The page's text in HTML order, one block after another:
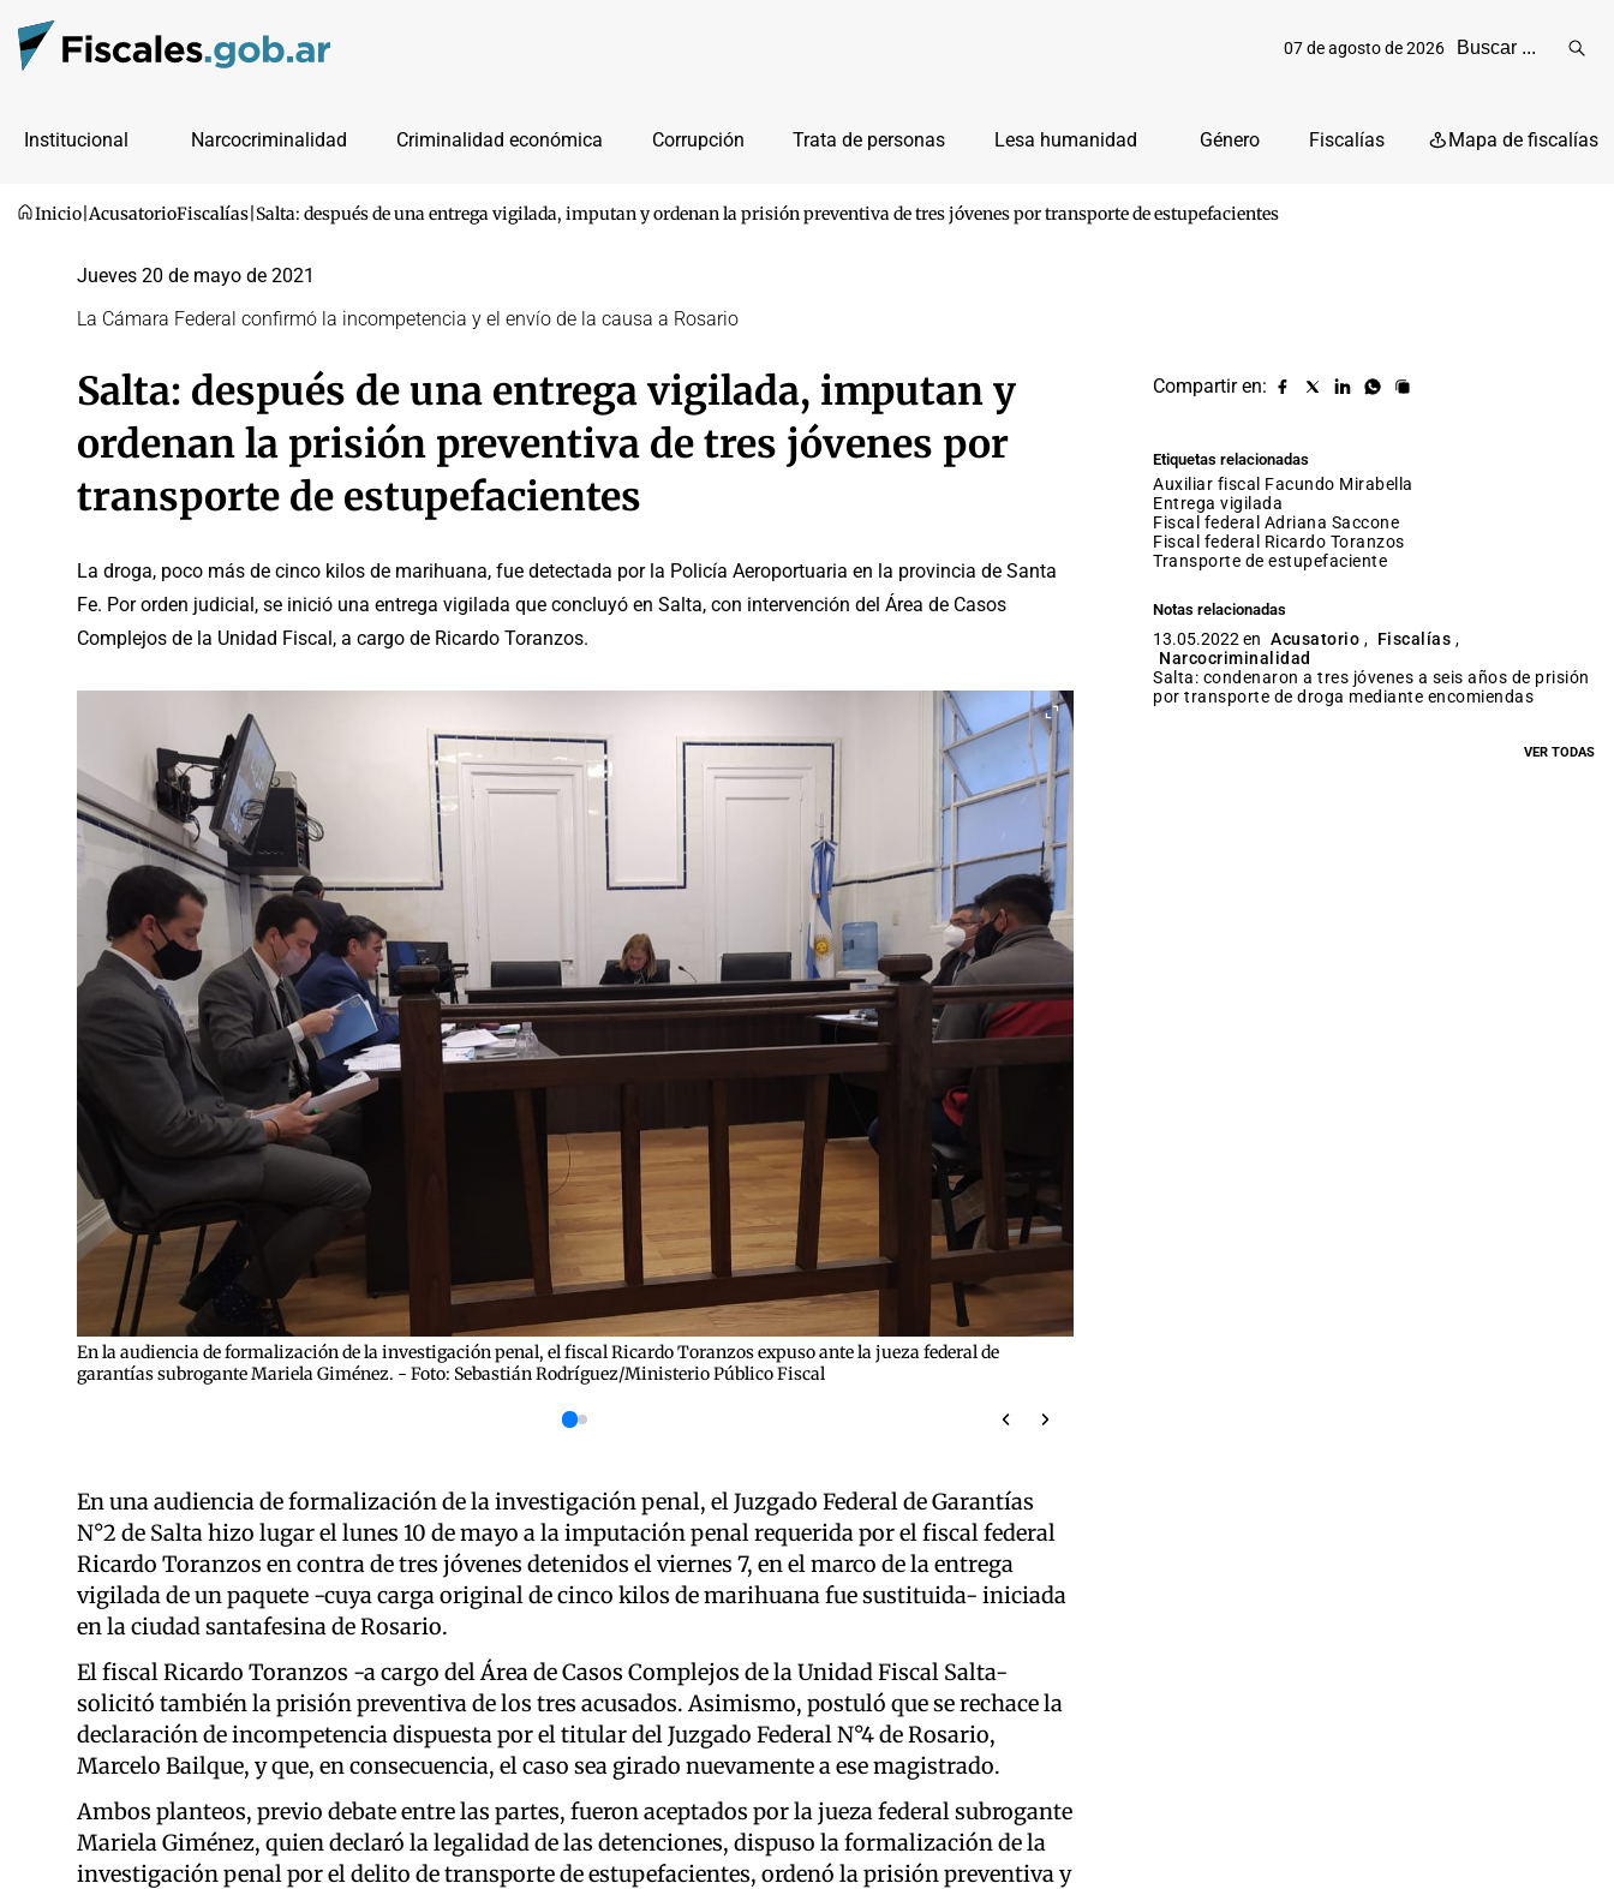
07 de agosto de 2026
Institucional Narcocriminalidad Criminalidad económica Corrupción Trata de personas Lesa humanidad Género Fiscalías Mapa de fiscalías
Inicio AcusatorioFiscalías Salta: después de una entrega vigilada, imputan y ordenan la prisión preventiva de tres jóvenes por transporte de estupefacientes
Jueves 20 de mayo de 2021
La Cámara Federal confirmó la incompetencia y el envío de la causa a Rosario
Salta: después de una entrega vigilada, imputan y
ordenan la prisión preventiva de tres jóvenes por
transporte de estupefacientes
La droga, poco más de cinco kilos de marihuana, fue detectada por la Policía Aeroportuaria en la provincia de Santa
Fe. Por orden judicial, se inició una entrega vigilada que concluyó en Salta, con intervención del Área de Casos
Complejos de la Unidad Fiscal, a cargo de Ricardo Toranzos.
En la audiencia de formalización de la investigación penal, el fiscal Ricardo Toranzos expuso ante la jueza federal de
garantías subrogante Mariela Giménez. - Foto: Sebastián Rodríguez/Ministerio Público Fiscal
En una audiencia de formalización de la investigación penal, el Juzgado Federal de Garantías
N°2 de Salta hizo lugar el lunes 10 de mayo a la imputación penal requerida por el fiscal federal
Ricardo Toranzos en contra de tres jóvenes detenidos el viernes 7, en el marco de la entrega
vigilada de un paquete -cuya carga original de cinco kilos de marihuana fue sustituida- iniciada
en la ciudad santafesina de Rosario.
El fiscal Ricardo Toranzos -a cargo del Área de Casos Complejos de la Unidad Fiscal Salta-
solicitó también la prisión preventiva de los tres acusados. Asimismo, postuló que se rechace la
declaración de incompetencia dispuesta por el titular del Juzgado Federal N°4 de Rosario,
Marcelo Bailque, y que, en consecuencia, el caso sea girado nuevamente a ese magistrado.
Ambos planteos, previo debate entre las partes, fueron aceptados por la jueza federal subrogante
Mariela Giménez, quien declaró la legalidad de las detenciones, dispuso la formalización de la
investigación penal por el delito de transporte de estupefacientes, ordenó la prisión preventiva y
Compartir en:
Compartir
Compartir
Compartir
Compartir
Copiar
Etiquetas relacionadas
auxiliar fiscal Facundo Mirabella
Entrega vigilada
fiscal federal Adriana Saccone
fiscal federal Ricardo Toranzos
Transporte de estupefaciente
Notas relacionadas
13.05.2022 en Acusatorio , Fiscalías ,
Narcocriminalidad
Salta: condenaron a tres jóvenes a seis años de prisión
por transporte de droga mediante encomiendas
VER TODAS